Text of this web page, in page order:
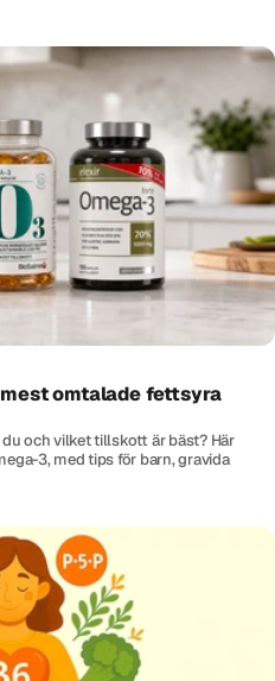
omtalade fettsyra
och vilket tillskott är bäst? Här
3, med tips för barn, gravida